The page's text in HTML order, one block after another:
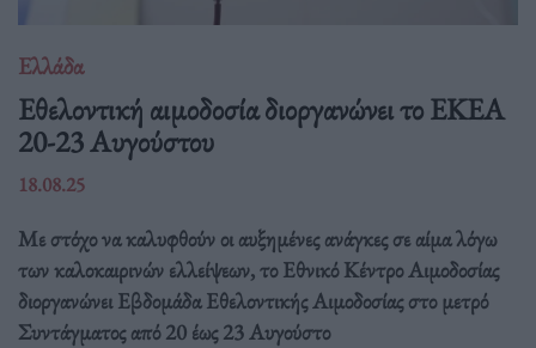
Ελλάδα
Eθελοντική αιμοδοσία διοργανώνει το ΕΚΕΑ
20-23 Αυγούστου
18.08.25
Με στόχο να καλυφθούν οι αυξημένες ανάγκες σε αίμα λόγω
των καλοκαιρινών ελλείψεων, το Εθνικό Κέντρο Αιμοδοσίας
διοργανώνει Εβδομάδα Εθελοντικής Αιμοδοσίας στο μετρό
Συντάγματος από 20 έως 23 Αυγούστο